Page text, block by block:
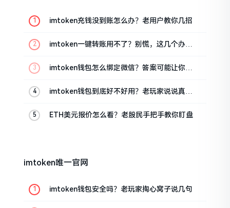
imtoken充钱没到账怎么办？老用户教你几招
imtoken一键转账用不了？别慌，这几个办法
imtoken钱包怎么绑定微信？答案可能让你失
imtoken钱包到底好不好用？老玩家说说真实
ETH美元报价怎么看？老股民手把手教你盯盘
imtoken唯一官网
imtoken钱包安全吗？老玩家掏心窝子说几句